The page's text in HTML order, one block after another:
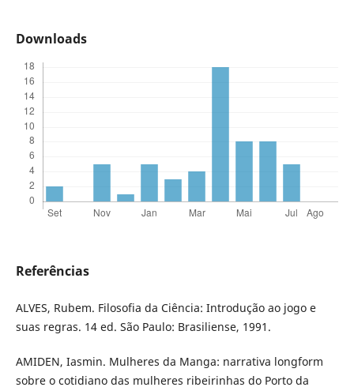
Downloads
Referências
ALVES, Rubem. Filosofia da Ciência: Introdução ao jogo e
suas regras. 14 ed. São Paulo: Brasiliense, 1991.
AMIDEN, Iasmin. Mulheres da Manga: narrativa longform
sobre o cotidiano das mulheres ribeirinhas do Porto da